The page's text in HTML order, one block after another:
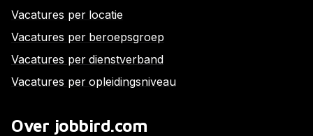
Vacatures per locatie
Vacatures per beroepsgroep
Vacatures per dienstverband
Vacatures per opleidingsniveau
Over jobbird.com